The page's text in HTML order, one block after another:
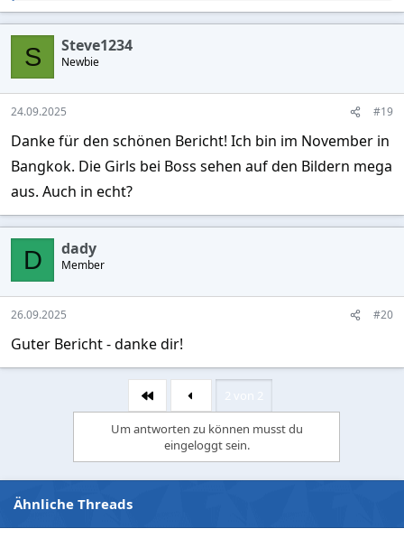
a
c
o
n
s
S Steve1234
Newbie
24.09.2025 #19
Danke für den schönen Bericht! Ich bin im November in
Bangkok. Die Girls bei Boss sehen auf den Bildern mega
aus. Auch in echt?
D dady
Member
26.09.2025 #20
Guter Bericht - danke dir!
Erste
Um antworten zu können musst du
eingeloggt sein.
Ähnliche Threads